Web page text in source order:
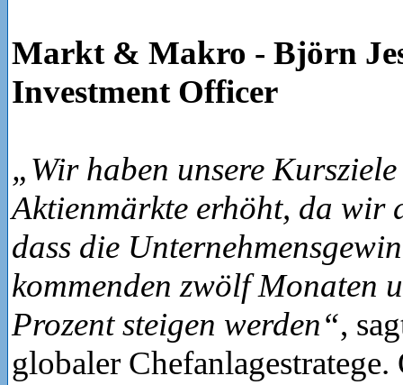
Markt & Makro - Björn
Investment Officer
„Wir haben unsere
Aktienmärkte erhöht, da wir
dass die
kommenden zwölf Monaten
Prozent steigen werden“,
globaler Chefanlagestratege.